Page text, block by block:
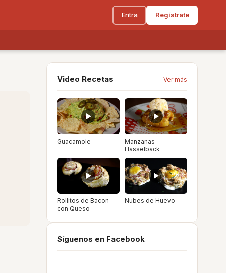
Entra Regístrate
Video Recetas Ver más
Guacamole
Manzanas
Hasselback
Rollitos de Bacon
con Queso
Nubes de Huevo
Síguenos en Facebook